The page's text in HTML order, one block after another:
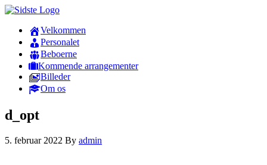
Velkommen
Personalet
Beboerne
Kommende arrangementer
Billeder
Om os
d_opt
5. februar 2022 By admin